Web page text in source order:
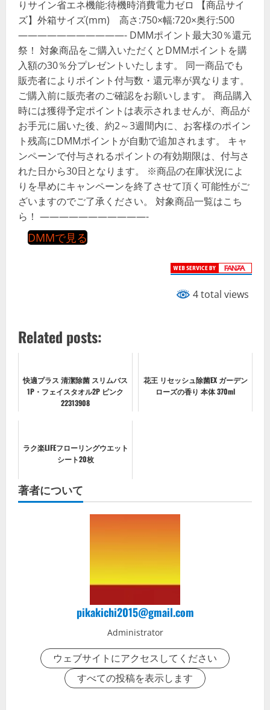
りサイン省エネ機能:待機時消費電力ゼロ 【商品サイ
ズ】外箱サイズ(mm) 高さ:750×幅:720×奥行:500
———————————- DMMポイント最大30％還元
祭！ 対象商品をご購入いただくとDMMポイントを購
入額の30％分プレゼントいたします。 同一商品でも
販売者によりポイント付与数・還元率が異なります。
ご購入前に販売者のご確認をお願いします。 商品購入
時には獲得予定ポイントは表示されませんが、商品が
お手元に届いた後、約2～3週間内に、お客様のポイン
ト残高にDMMポイントが自動で追加されます。 キャ
ンペーンで付与されるポイントの有効期限は、付与さ
れた日から30日となります。 ※商品の在庫状況によ
りを早めにキャンペーンを終了させて頂く可能性がご
ざいますのでご了承ください。 対象商品一覧はこち
ら！ ———————————-
DMMで見る
4 total views
Related posts:
快適プラス 清潔除菌 スリムバス
1P・フェイスタオル2P ピンク
22313908
花王 リセッシュ除菌EX ガーデン
ローズの香り 本体 370ml
ラク楽LIFEフローリングウエット
シート20枚
著者について
pikakichi2015@gmail.com
Administrator
ウェブサイトにアクセスしてください
すべての投稿を表示します